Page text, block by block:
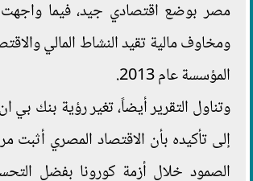
مصر بوضع اقتصادي جيد، فيما
ومخاوف مالية تقيد النشاط المالي
المؤسسة عام 2013.
وتناول التقرير أيضاً، تغير رؤية بنك بي ان
إلى تأكيده بأن الاقتصاد المصري أثبت
الصمود خلال أزمة كورونا بفضل